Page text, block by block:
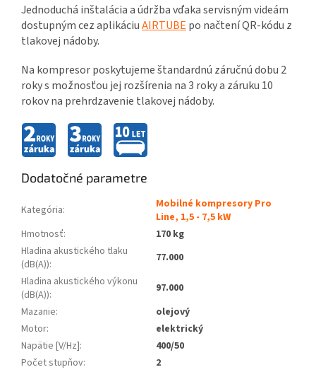
Jednoduchá inštalácia a údržba vďaka servisným videám
dostupným cez aplikáciuAIRTUBE po načtení QR-kódu z
tlakovej nádoby.
Na kompresor poskytujeme štandardnú záručnú dobu 2
roky s možnosťou jej rozšírenia na 3 roky a záruku 10
rokov na prehrdzavenie tlakovej nádoby.
Dodatočné parametre
Kategória:
Mobilné kompresory Pro
Line, 1,5 - 7,5 kW
Hmotnosť:
170 kg
Hladina akustického tlaku
(dB(A)):
77.000
Hladina akustického výkonu
(dB(A)):
97.000
Mazanie:
olejový
Motor:
elektrický
Napätie [V/Hz]:
400/50
Počet stupňov:
2